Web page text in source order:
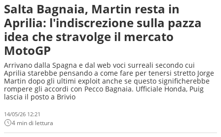
Salta Bagnaia, Martin resta in
Aprilia: l'indiscrezione sulla pazza
idea che stravolge il mercato
MotoGP
Arrivano dalla Spagna e dal web voci surreali secondo cui
Aprilia starebbe pensando a come fare per tenersi stretto Jorge
Martin dopo gli ultimi exploit anche se questo significherebbe
rompere gli accordi con Pecco Bagnaia. Ufficiale Honda, Puig
lascia il posto a Brivio
14/05/26 12:21
4 min di lettura